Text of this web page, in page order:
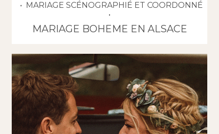
MARIAGE SCÉNOGRAPHIÉ ET COORDONNÉ
MARIAGE BOHEME EN ALSACE